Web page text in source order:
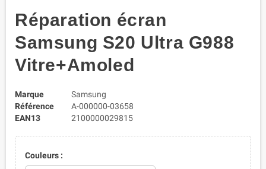
Réparation écran
Samsung S20 Ultra G988
Vitre+Amoled
Marque
Samsung
Référence
A-000000-03658
EAN13
2100000029815
Couleurs :